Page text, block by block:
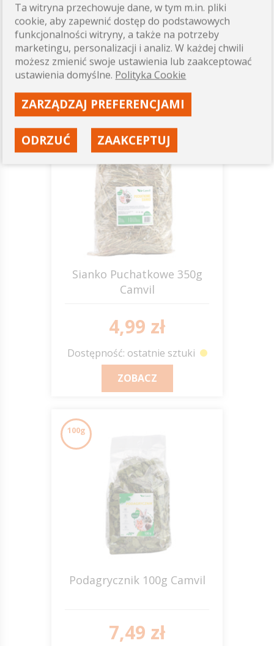
12,30 zł
Dostępność: wysoka
ZOBACZ
Sianko Puchatkowe 350g
Camvil
4,99 zł
Dostępność: ostatnie sztuki
ZOBACZ
100g
Podagrycznik 100g Camvil
7,49 zł
Ta witryna przechowuje dane, w tym m.in. pliki
cookie, aby zapewnić dostęp do podstawowych
funkcjonalności witryny, a także na potrzeby
marketingu, personalizacji i analiz. W każdej chwili
możesz zmienić swoje ustawienia lub zaakceptować
ustawienia domyślne. Polityka Cookie
ZARZĄDZAJ PREFERENCJAMI
ODRZUĆ ZAAKCEPTUJ